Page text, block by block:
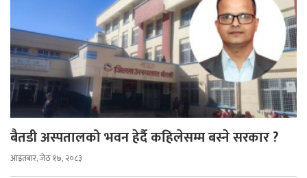
बैतडी अस्पतालको भवन हेर्दै कहिलेसम्म बस्ने सरकार ?
आइतबार, जेठ १७, २०८३